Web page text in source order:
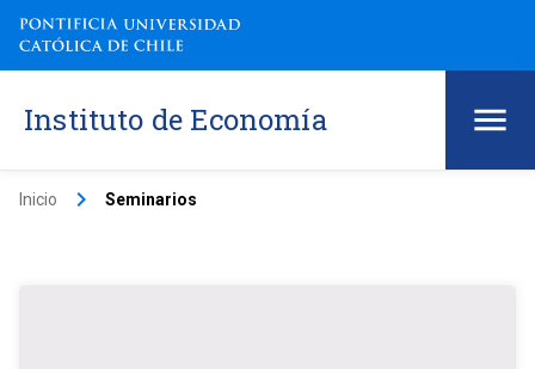
Instituto de Economía
Inicio keyboard_arrow_right Seminarios